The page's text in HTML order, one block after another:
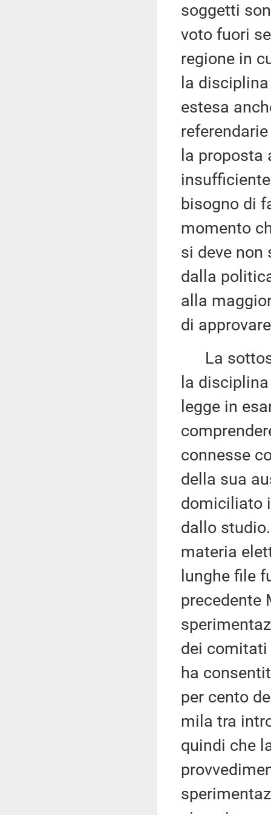
soggetti
voto fuori
regione in
la
estesa
la proposta
bisogno di
momento
si deve
dalla
alla
di
La
la
legge in
connesse
della sua
domiciliato
dallo
materia
lunghe file
precedente
dei comitati
ha
per cento
mila tra
quindi che